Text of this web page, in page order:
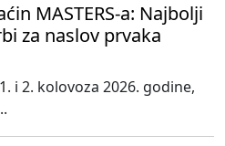
MASTERS-a: Najbolji
za naslov prvaka
i 2. kolovoza 2026. godine,